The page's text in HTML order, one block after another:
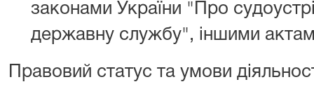
законами України "Про
державну службу", іншими
Правовий статус та умови